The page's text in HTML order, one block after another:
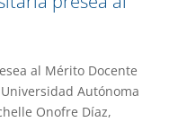
al Mérito Docente
Autónoma
Onofre Díaz,